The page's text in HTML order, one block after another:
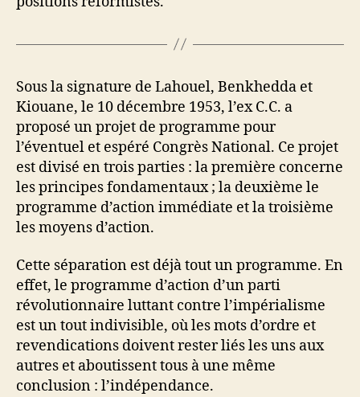
Sous la signature de Lahouel, Benkhedda et
Kiouane, le 10 décembre 1953, l’ex C.C. a
proposé un projet de programme pour
l’éventuel et espéré Congrès National. Ce projet
est divisé en trois parties : la première concerne
les principes fondamentaux ; la deuxième le
programme d’action immédiate et la troisième
les moyens d’action.
Cette séparation est déjà tout un programme. En
effet, le programme d’action d’un parti
révolutionnaire luttant contre l’impérialisme
est un tout indivisible, où les mots d’ordre et
revendications doivent rester liés les uns aux
autres et aboutissent tous à une même
conclusion : l’indépendance.